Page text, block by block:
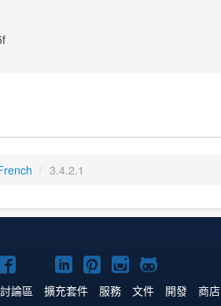
/ 3.4.2.1
Facebook
上
YouTube
上
Linkedln
上
Pinterest
上
Instagram
上
GitHub
上
討論區 擴充套件 服務 文件 開發 商店